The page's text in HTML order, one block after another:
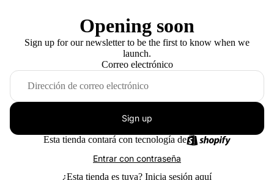
Opening soon
Sign up for our newsletter to be the first to know when we
launch.
Correo electrónico
Sign up
Esta tienda contará con tecnología de
Entrar con contraseña
¿Esta tienda es tuya? Inicia sesión aquí